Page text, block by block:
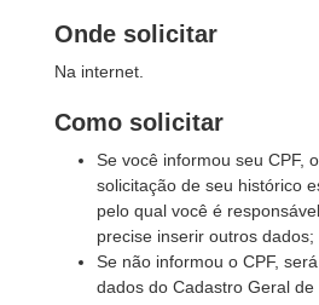
Onde solicitar
Na internet.
Como solicitar
Se você informou seu CPF,
solicitação de seu histórico
pelo qual você é
precise inserir outros dados;
Se não informou o CPF,
dados do Cadastro Geral